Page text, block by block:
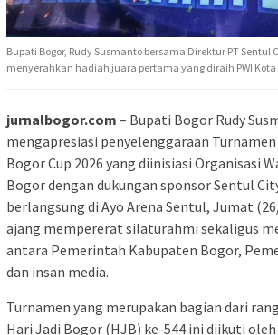
Bupati Bogor, Rudy Susmanto bersama Direktur PT Sentul
menyerahkan hadiah juara pertama yang diraih PWI Kota
jurnalbogor.com – Bupati Bogor Rudy
mengapresiasi penyelenggaraan
Bogor Cup 2026 yang diinisiasi Organisasi
Bogor dengan dukungan sponsor Sentul
berlangsung di Ayo Arena Sentul, Jumat
ajang mempererat silaturahmi sekaligus
antara Pemerintah Kabupaten Bogor,
dan insan media.
Turnamen yang merupakan bagian dari
Hari Jadi Bogor (HJB) ke-544 ini diikuti